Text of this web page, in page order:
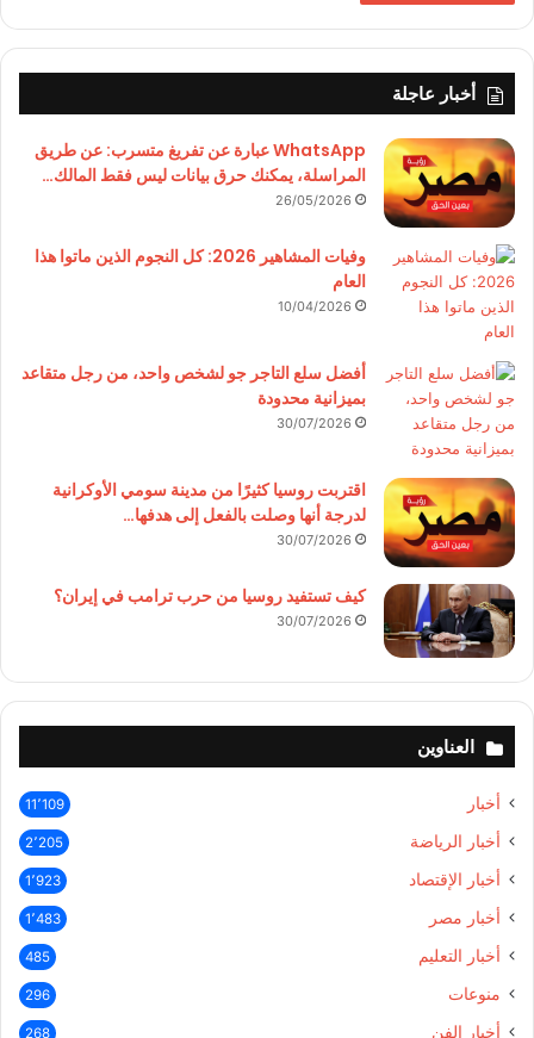
أخبار عاجلة
WhatsApp عبارة عن تفريغ متسرب: عن طريق
المراسلة، يمكنك حرق بيانات ليس فقط المالك…
26/05/2026
وفيات المشاهير 2026: كل النجوم الذين ماتوا هذا
العام
10/04/2026
أفضل سلع التاجر جو لشخص واحد، من رجل متقاعد
بميزانية محدودة
30/07/2026
اقتربت روسيا كثيرًا من مدينة سومي الأوكرانية
لدرجة أنها وصلت بالفعل إلى هدفها…
30/07/2026
كيف تستفيد روسيا من حرب ترامب في إيران؟
30/07/2026
العناوين
أخبار 11٬109
أخبار الرياضة 2٬205
أخبار الإقتصاد 1٬923
أخبار مصر 1٬483
أخبار التعليم 485
منوعات 296
أخبار الفن 268